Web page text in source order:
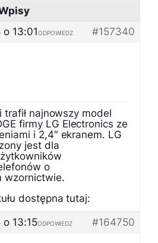
13:01
#157340
ODPOWIEDZ
trafił najnowszy model
firmy LG Electronics ze
i 2,4″ ekranem. LG
jest dla
o
wzornictwie.
dostępna tutaj:
13:15
#164750
ODPOWIEDZ